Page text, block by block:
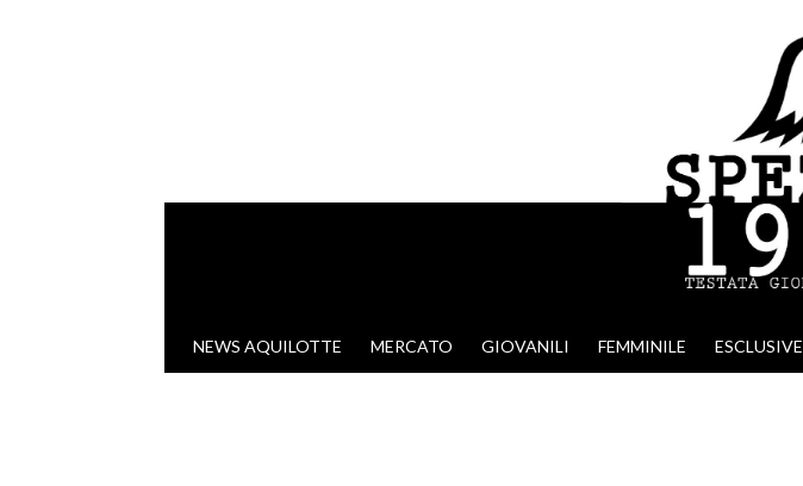
VAI AL CONTENUTO
NEWS AQUILOTTE MERCATO GIOVANILI FEMMINILE ESCLUSIVE